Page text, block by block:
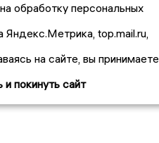
обработку персональных
Яндекс.Метрика, top.mail.ru,
на сайте, вы принимаете
и покинуть сайт